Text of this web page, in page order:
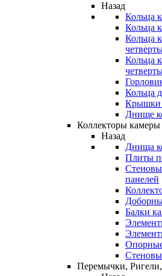
Назад
Кольца
Кольца
Кольца
Кольца
Кольца
Крышки
Днище
Коллекторы камеры
Назад
Днища
Плиты
панелей
Балки
Перемычки,